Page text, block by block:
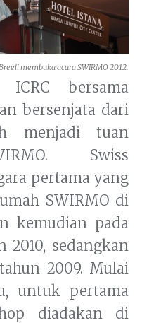
membuka acara SWIRMO 2012.
ICRC bersama
bersenjata dari
menjadi tuan
Swiss
pertama yang
SWIRMO di
kemudian pada
2010, sedangkan
2009. Mulai
untuk pertama
diadakan di